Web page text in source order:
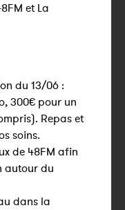
et La
du 13/06 :
300€ pour un
Repas et
soins.
de 48FM afin
autour du
dans la